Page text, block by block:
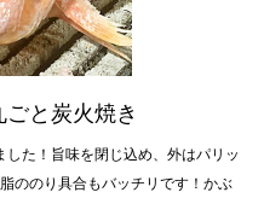
と炭火焼き
た！旨味を閉じ込め、外はパリッ
ののり具合もバッチリです！かぶ